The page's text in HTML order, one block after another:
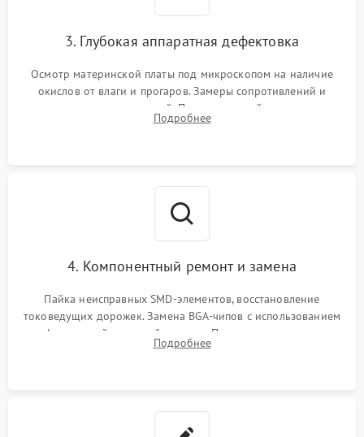
3. Глубокая аппаратная дефектовка
Осмотр материнской платы под микроскопом на наличие
окислов от влаги и прогаров. Замеры сопротивлений и
дежурных напряжений. Проверка цепей питания,
мультиконтроллера, процессора и видеочипа.
Подробнее
4. Компонентный ремонт и замена
Пайка неисправных SMD-элементов, восстановление
токоведущих дорожек. Замена BGA-чипов с использованием
инфракрасной паяльной станции. Прошивка микросхемы
BIOS или замена поврежденных портов USB
Подробнее